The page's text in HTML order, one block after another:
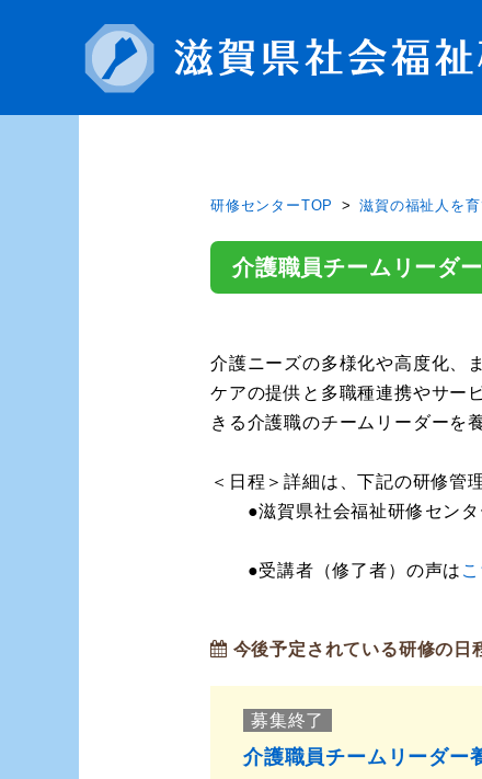
研修センターTOP 滋賀の福祉人を育
介護職員チームリーダ
介護ニーズの多様化や高度化、
ケアの提供と多職種連携やサー
きる介護職のチームリーダーを
＜日程＞詳細は、下記の研修
●滋賀県社会福祉研修センタ
●受講者（修了者）の声は
今後予定されている研修の日
募集終了
介護職員チームリーダー